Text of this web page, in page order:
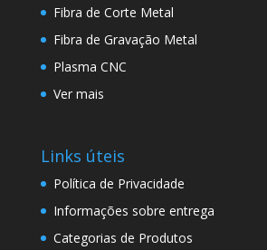
Fibra de Corte Metal
Fibra de Gravação Metal
Plasma CNC
Ver mais
Links úteis
Política de Privacidade
Informações sobre entrega
Categorias de Produtos